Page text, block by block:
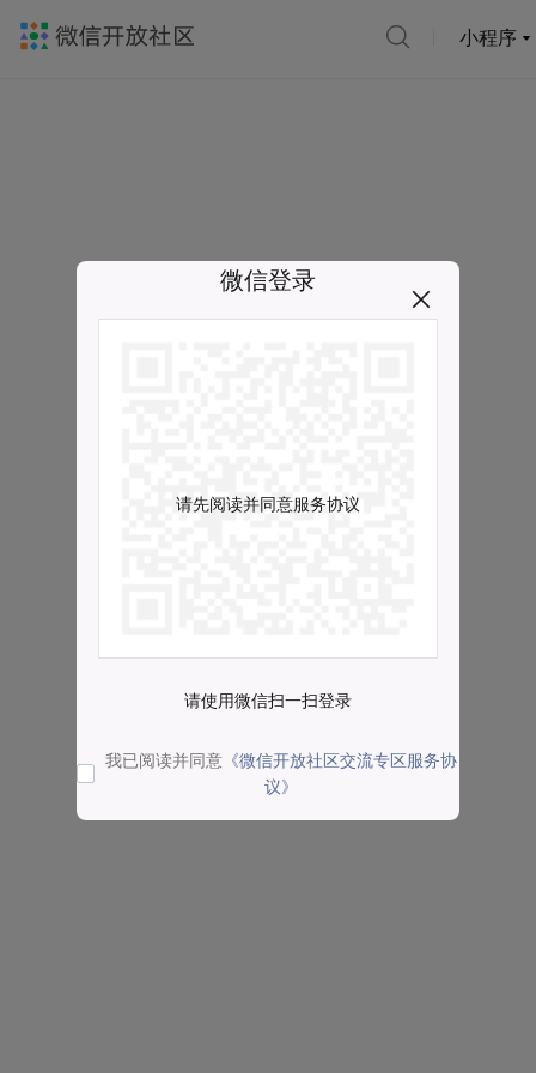
小程序
微信登录
请先阅读并同意服务协议
请使用微信扫一扫登录
我已阅读并同意 《微信开放社区交流专区服务协
议》